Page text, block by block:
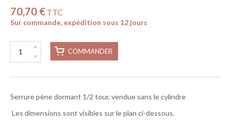
70,70 € TTC
Sur commande, expédition sous 12 jours
COMMANDER
Serrure pène dormant 1/2 tour, vendue sans le cylindre
Les dimensions sont visibles sur le plan ci-dessous.